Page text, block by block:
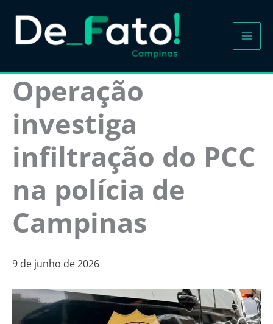
para
Operação
investiga
infiltração do PCC
na polícia de
Campinas
9 de junho de 2026